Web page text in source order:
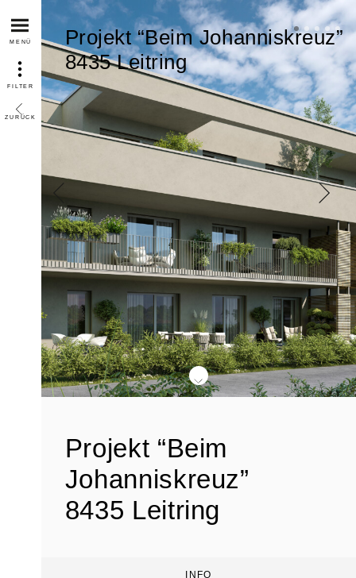
MENÜ
FILTER
ZURÜCK
Projekt “Beim Johanniskreuz”
8435 Leitring
Projekt “Beim
Johanniskreuz”
8435 Leitring
INFO